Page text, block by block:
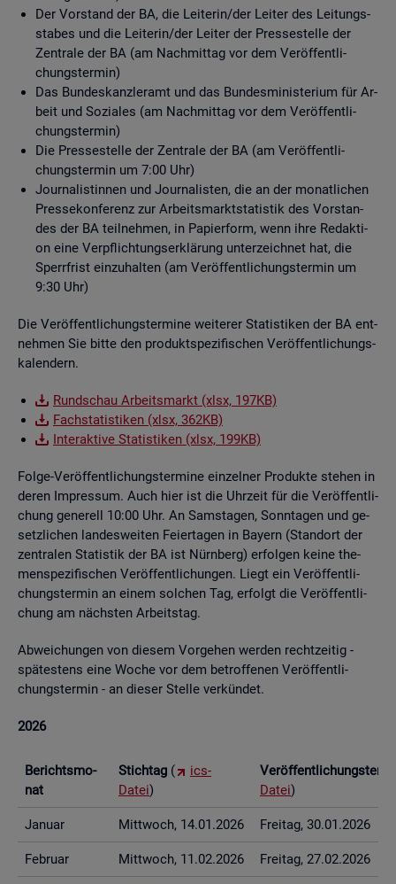
Der Vor­stand der BA, die Lei­te­rin/der Lei­ter des Lei­tungs­
sta­bes und die Lei­te­rin/der Lei­ter der Pres­se­stel­le der
Zen­tra­le der BA (am Nach­mit­tag vor dem Ver­öf­fent­li­
chungs­ter­min)
Das Bun­des­kanz­ler­amt und das Bun­des­mi­nis­te­ri­um für Ar­
beit und So­zia­les (am Nach­mit­tag vor dem Ver­öf­fent­li­
chungs­ter­min)
Die Pres­se­stel­le der Zen­tra­le der BA (am Ver­öf­fent­li­
chungs­ter­min um 7:00 Uhr)
Jour­na­lis­tin­nen und Jour­na­lis­ten, die an der mo­nat­li­chen
Pres­se­kon­fe­renz zur Ar­beits­markt­sta­tis­tik des Vor­stan­
des der BA teil­neh­men, in Pa­pier­form, wenn ihre Re­dak­ti­
on eine Ver­pflich­tungs­er­klä­rung un­ter­zeich­net hat, die
Sperr­frist ein­zu­hal­ten (am Ver­öf­fent­li­chungs­ter­min um
9:30 Uhr)
Die Ver­öf­fent­li­chungs­ter­mi­ne wei­te­rer Sta­tis­ti­ken der BA ent­
neh­men Sie bitte den pro­dukt­spe­zi­fi­schen Ver­öf­fent­li­chungs­
ka­len­dern.
Rund­schau Ar­beits­markt (xlsx, 197KB)
Fach­sta­tis­ti­ken (xlsx, 362KB)
In­ter­ak­ti­ve Sta­tis­ti­ken (xlsx, 199KB)
Folge-Ver­öf­fent­li­chungs­ter­mi­ne ein­zel­ner Pro­duk­te ste­hen in
deren Im­pres­sum. Auch hier ist die Uhr­zeit für die Ver­öf­fent­li­
chung ge­ne­rell 10:00 Uhr. An Sams­ta­gen, Sonn­ta­gen und ge­
setz­li­chen lan­des­wei­ten Fei­er­ta­gen in Bay­ern (Stand­ort der
zen­tra­len Sta­tis­tik der BA ist Nürn­berg) er­fol­gen keine the­
men­spe­zi­fi­schen Ver­öf­fent­li­chun­gen. Liegt ein Ver­öf­fent­li­
chungs­ter­min an einem sol­chen Tag, er­folgt die Ver­öf­fent­li­
chung am nächs­ten Ar­beits­tag.
Ab­wei­chun­gen von die­sem Vor­ge­hen wer­den recht­zei­tig -
spä­tes­tens eine Woche vor dem be­trof­fe­nen Ver­öf­fent­li­
chungs­ter­min - an die­ser Stel­le ver­kün­det.
2026
Be­richts­mo­
nat
Stich­tag (
ics-
Datei)
Datei)
Ja­nu­ar Mitt­woch, 14.01.2026 Frei­tag, 30.01.2026
Fe­bru­ar Mitt­woch, 11.02.2026 Frei­tag, 27.02.2026